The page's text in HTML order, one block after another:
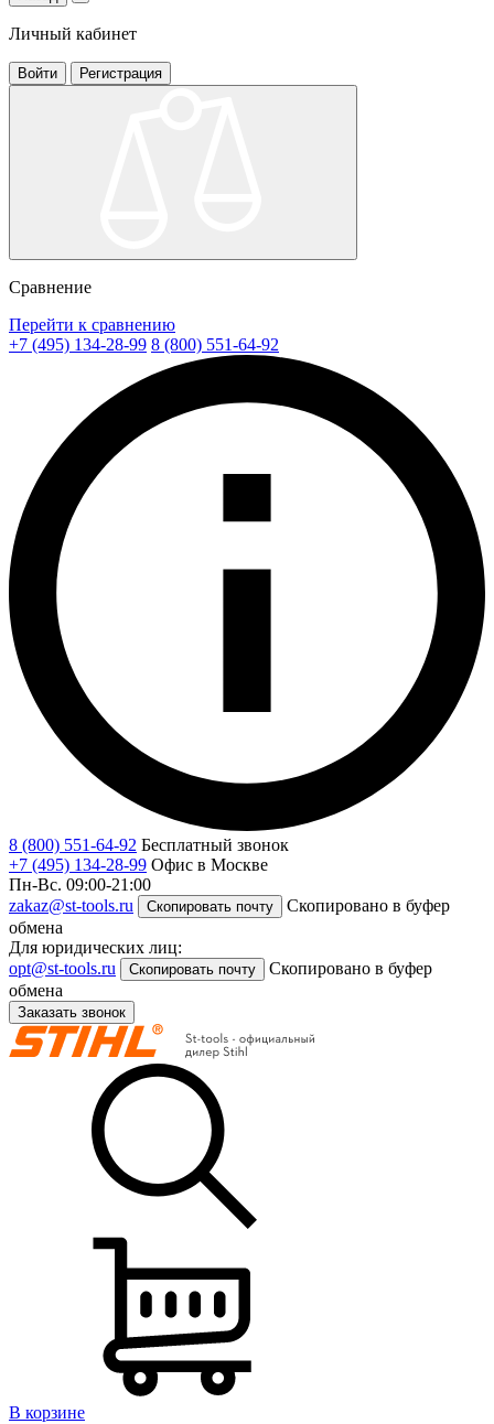
Личный кабинет
Войти Регистрация
Сравнение
Перейти к сравнению
+7 (495) 134-28-99 8 (800) 551-64-92
8 (800) 551-64-92 Бесплатный звонок
+7 (495) 134-28-99 Офис в Москве
Пн-Вс. 09:00-21:00
zakaz@st-tools.ru
Скопировать почту
Скопировано в буфер
обмена
Для юридических лиц:
opt@st-tools.ru
Скопировать почту
Скопировано в буфер
обмена
Заказать звонок
В корзине